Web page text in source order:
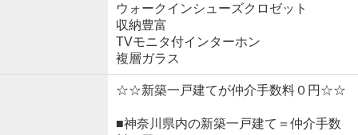
ウォークインシューズクロゼット
収納豊富
TVモニタ付インターホン
複層ガラス
☆☆新築一戸建てが仲介手数料０円☆☆
■神奈川県内の新築一戸建て＝仲介手数